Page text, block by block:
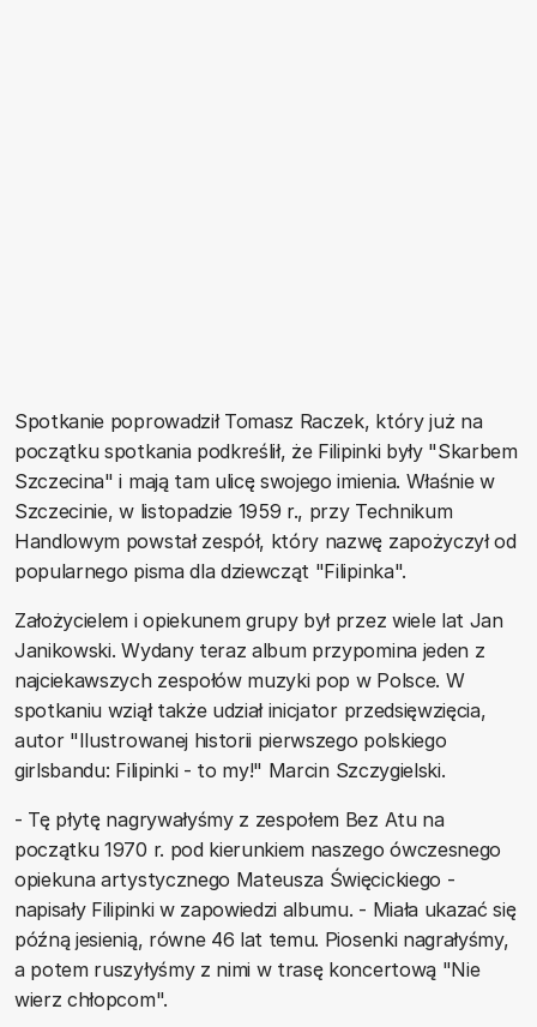
Spotkanie poprowadził Tomasz Raczek, który już na
początku spotkania podkreślił, że Filipinki były "Skarbem
Szczecina" i mają tam ulicę swojego imienia. Właśnie w
Szczecinie, w listopadzie 1959 r., przy Technikum
Handlowym powstał zespół, który nazwę zapożyczył od
popularnego pisma dla dziewcząt "Filipinka".
Założycielem i opiekunem grupy był przez wiele lat Jan
Janikowski. Wydany teraz album przypomina jeden z
najciekawszych zespołów muzyki pop w Polsce. W
spotkaniu wziął także udział inicjator przedsięwzięcia,
autor "Ilustrowanej historii pierwszego polskiego
girlsbandu: Filipinki - to my!" Marcin Szczygielski.
- Tę płytę nagrywałyśmy z zespołem Bez Atu na
początku 1970 r. pod kierunkiem naszego ówczesnego
opiekuna artystycznego Mateusza Święcickiego -
napisały Filipinki w zapowiedzi albumu. - Miała ukazać się
późną jesienią, równe 46 lat temu. Piosenki nagrałyśmy,
a potem ruszyłyśmy z nimi w trasę koncertową "Nie
wierz chłopcom".